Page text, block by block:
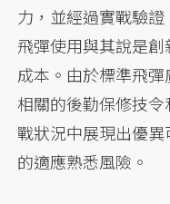
力，並經過實戰驗
飛彈使用與其說是
成本。由於標準飛
相關的後勤保修技
戰狀況中展現出優
的適應熟悉風險。